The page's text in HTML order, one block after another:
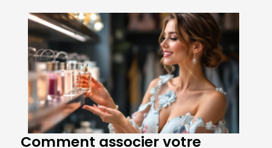
Comment associer votre